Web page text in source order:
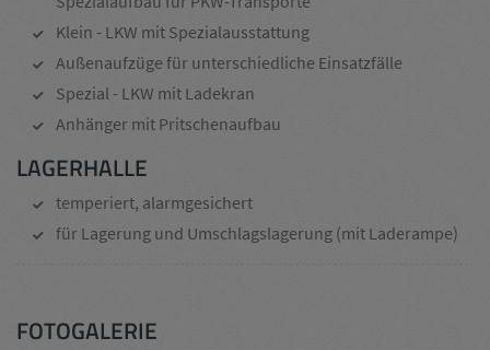
Klein - LKW mit Spezialausstattung
Außenaufzüge für unterschiedliche Einsatzfälle
Spezial - LKW mit Ladekran
Anhänger mit Pritschenaufbau
LAGERHALLE
temperiert, alarmgesichert
für Lagerung und Umschlagslagerung (mit Laderampe)
FOTOGALERIE